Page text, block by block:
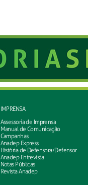
IMPRENSA
Assessoria de Imprensa
Manual de Comunicação
Campanhas
Anadep Express
História de Defensora/Defensor
Anadep Entrevista
Notas Públicas
Revista Anadep